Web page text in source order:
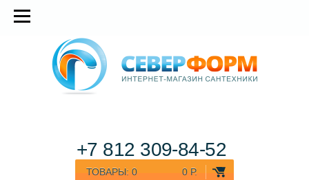
ТОВАРЫ: 0 0 Р.
+7 812 309-84-52